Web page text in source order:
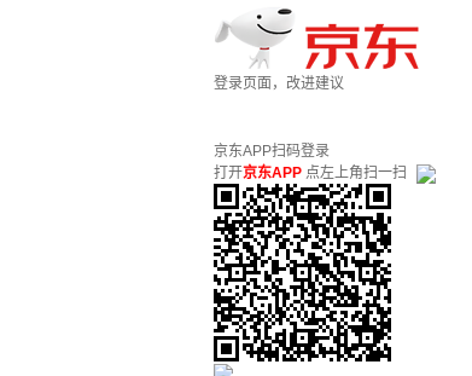
登录页面，改进建议
京东APP扫码登录
打开京东APP 点左上角扫一扫